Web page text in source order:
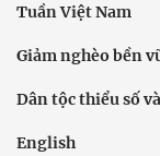
Tuần Việt Nam
Giảm nghèo bền
Dân tộc thiểu số
English